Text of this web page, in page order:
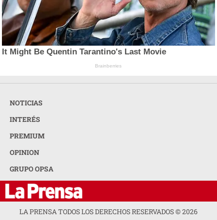
It Might Be Quentin Tarantino's Last Movie
Brainberries
NOTICIAS
INTERÉS
PREMIUM
OPINION
GRUPO OPSA
LA PRENSA TODOS LOS DERECHOS RESERVADOS ©2026